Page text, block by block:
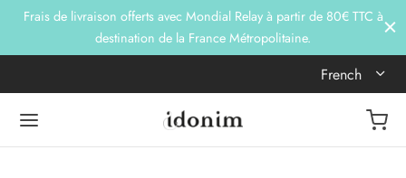
Frais de livraison offerts avec Mondial Relay à partir de 80€ TTC à
destination de la France Métropolitaine.
French